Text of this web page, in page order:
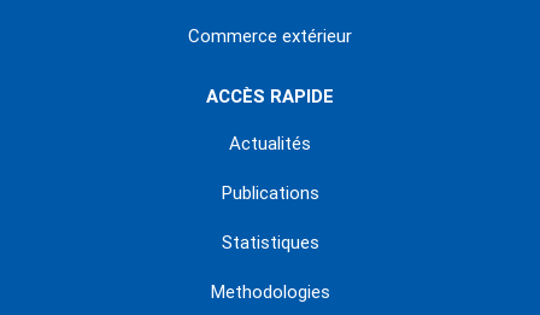
Commerce extérieur
ACCÈS RAPIDE
Actualités
Publications
Statistiques
Methodologies